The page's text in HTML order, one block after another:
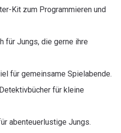
Kit zum Programmieren und
für Jungs, die gerne ihre
für gemeinsame Spielabende.
für kleine
abenteuerlustige Jungs.